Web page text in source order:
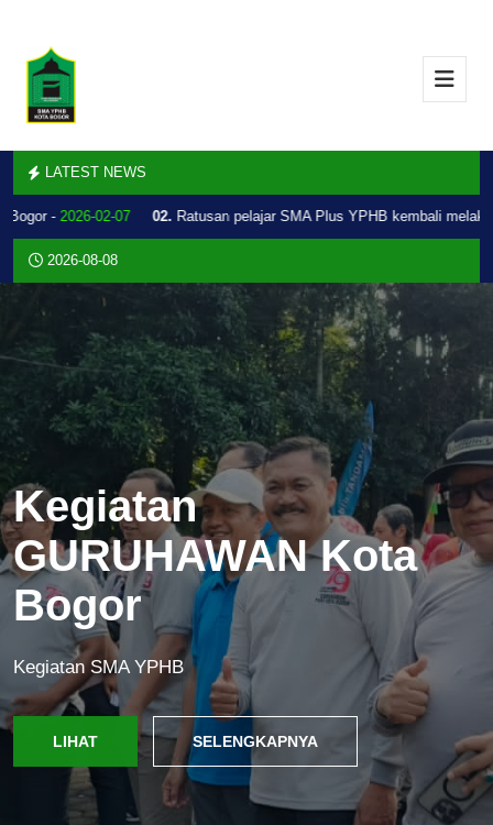
LATEST NEWS
-2026-02-07 02.Ratusan pelajar SMA Plus YPHB kembali
2026-08-08
Tasmi Dan
Munaqosah Tahfidz
Al-Qur'an
Tasmi dan Munaqosah Tahfidz Al-Qur'an